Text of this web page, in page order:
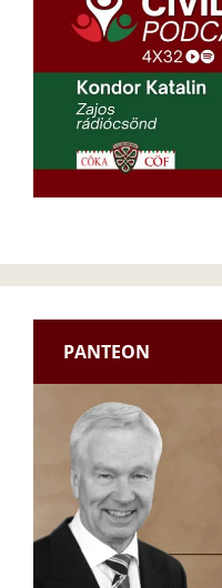
PANTEON